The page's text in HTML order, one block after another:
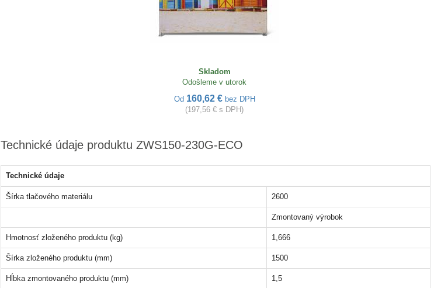
Skladom
Odošleme v utorok
Od 160,62 € bez DPH
(197,56 € s DPH)
Technické údaje produktu ZWS150-230G-ECO
Technické údaje
Šírka tlačového materiálu 2600
Zmontovaný výrobok
Hmotnosť zloženého produktu (kg) 1,666
Šírka zloženého produktu (mm) 1500
Hĺbka zmontovaného produktu (mm) 1,5